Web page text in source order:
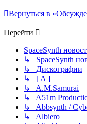
Вернуться в
Перейти
SpaceSynth
↳ SpaceSynth
↳ Дискографии
↳ [ A ]
↳ A.M.Samurai
↳ A51m
↳ Abbsynth /
↳ Albiero